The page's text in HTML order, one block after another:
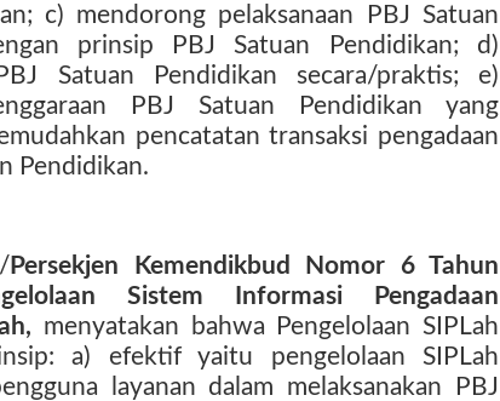
c) mendorong pelaksanaan PBJ Satuan
prinsip PBJ Satuan Pendidikan; d)
Satuan Pendidikan secara/praktis; e)
PBJ Satuan Pendidikan yang
pencatatan transaksi pengadaan
Pendidikan.
/ Persekjen Kemendikbud Nomor 6 Tahun
Sistem Informasi Pengadaan
menyatakan bahwa
Pengelolaan SIPLah
a) efektif yaitu pengelolaan SIPLah
layanan dalam melaksanakan PBJ